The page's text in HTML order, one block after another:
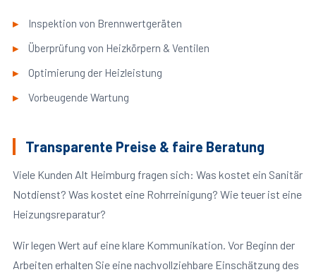
Inspektion von Brennwertgeräten
Überprüfung von Heizkörpern & Ventilen
Optimierung der Heizleistung
Vorbeugende Wartung
Transparente Preise & faire Beratung
Viele Kunden Alt Heimburg fragen sich: Was kostet ein Sanitär
Notdienst? Was kostet eine Rohrreinigung? Wie teuer ist eine
Heizungsreparatur?
Wir legen Wert auf eine klare Kommunikation. Vor Beginn der
Arbeiten erhalten Sie eine nachvollziehbare Einschätzung des